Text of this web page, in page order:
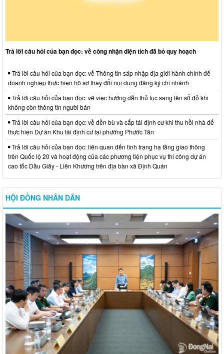
Trả lời câu hỏi của bạn đọc: về công nhận diện tích đã bỏ quy hoạch
Trả lời câu hỏi của bạn đọc: về Thông tin sáp nhập địa giới hành chính để
doanh nghiệp thực hiện hồ sơ thay đổi nội dung đăng ký chi nhánh
Trả lời câu hỏi của bạn đọc: về việc hướng dẫn thủ tục sang tên sổ đỏ khi
không còn thông tin người bán
Trả lời câu hỏi của bạn đọc: về đền bù và cấp tái định cư khi thu hồi nhà để
thực hiện Dự án Khu tái định cư tại phường Phước Tân
Trả lời câu hỏi của bạn đọc: liên quan đến tình trạng hạ tầng giao thông
trên Quốc lộ 20 và hoạt động của các phương tiện phục vụ thi công dự án
cao tốc Dầu Giây - Liên Khương trên địa bàn xã Định Quán
HỘI ĐỒNG NHÂN DÂN